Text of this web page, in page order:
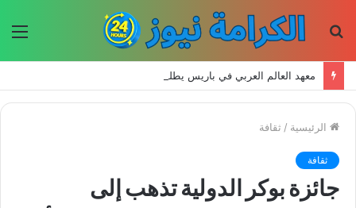
الرئيسية / ثقافة
ثقافة
جائزة بوكر الدولية تذهب إلى